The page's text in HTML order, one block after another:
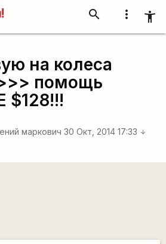
more_vert accessibility_new
search
на колеса
помощь
$128!!!
маркович 30 Окт, 2014 17:33 arrow_downward